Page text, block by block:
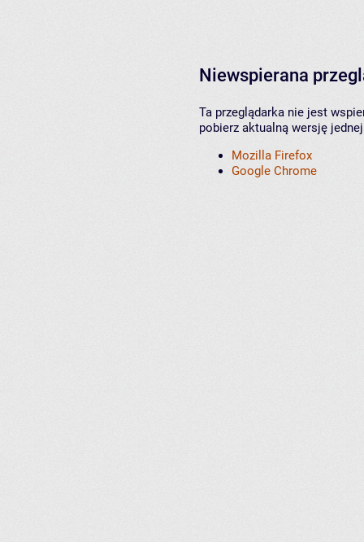
Niewspierana
Ta przeglądarka nie jest
pobierz aktualną wersję
Mozilla Firefox
Google Chrome